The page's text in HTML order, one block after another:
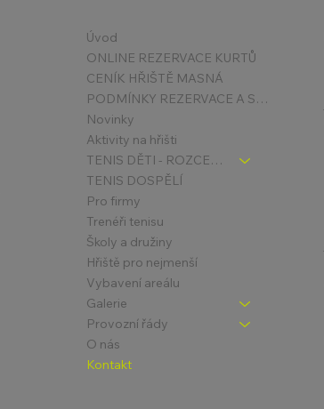
Úvod
ONLINE REZERVACE KURTŮ
CENÍK HŘIŠTĚ MASNÁ
PODMÍNKY REZERVACE A STORNA
Novinky
Aktivity na hřišti
TENIS DĚTI - ROZCESTNÍK
TENIS DOSPĚLÍ
Pro firmy
Trenéři tenisu
Školy a družiny
Hřiště pro nejmenší
Vybavení areálu
Galerie
Provozní řády
O nás
Kontakt